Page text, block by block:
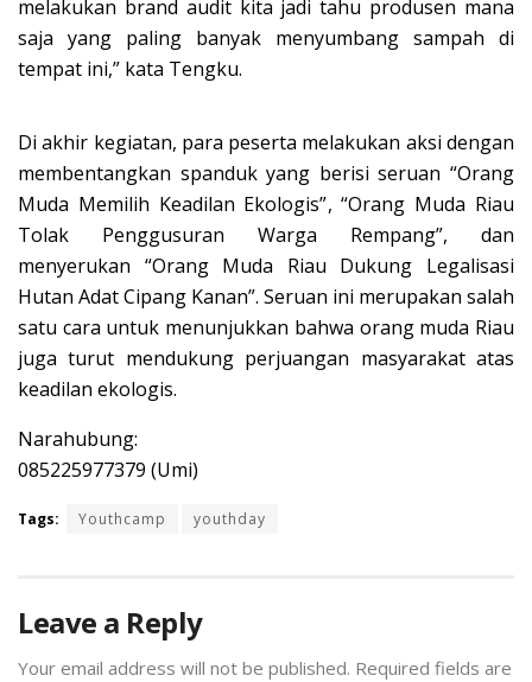
melakukan brand audit kita jadi tahu produsen mana
saja yang paling banyak menyumbang sampah di
tempat ini,” kata Tengku.
Di akhir kegiatan, para peserta melakukan aksi dengan
membentangkan spanduk yang berisi seruan “Orang
Muda Memilih Keadilan Ekologis”, “Orang Muda Riau
Tolak Penggusuran Warga Rempang”, dan
menyerukan “Orang Muda Riau Dukung Legalisasi
Hutan Adat Cipang Kanan”. Seruan ini merupakan salah
satu cara untuk menunjukkan bahwa orang muda Riau
juga turut mendukung perjuangan masyarakat atas
keadilan ekologis.
Narahubung:
085225977379 (Umi)
Tags: Youthcamp youthday
Leave a Reply
Your email address will not be published. Required fields are